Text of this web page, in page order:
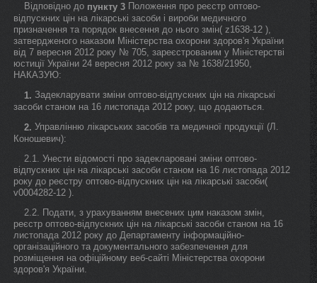
Відповідно до пункту 3 Положення про реєстр оптово-
відпускних цін на лікарські засоби і вироби медичного
призначення та порядок внесення до нього змін( z1638-12 ),
затвердженого наказом Міністерства охорони здоров'я України
від 7 вересня 2012 року № 705, зареєстрованим у Міністерстві
юстиції України 24 вересня 2012 року за № 1638/21950,
НАКАЗУЮ:
1. Задекларувати зміни оптово-відпускних цін на лікарські
засоби станом на 16 листопада 2012 року, що додаються.
2. Управлінню лікарських засобів та медичної продукції (Л.
Коношевич):
2.1. Унести відомості про задекларовані зміни оптово-
відпускних цін на лікарські засоби станом на 16 листопада 2012
року до реєстру оптово-відпускних цін на лікарські засоби(
v0004282-12 ).
2.2. Подати, з урахуванням внесених цим наказом змін,
реєстр оптово-відпускних цін на лікарські засоби станом на 16
листопада 2012 року до Департаменту інформаційно-
організаційного та документального забезпечення для
розміщення на офіційному веб-сайті Міністерства охорони
здоров'я України.